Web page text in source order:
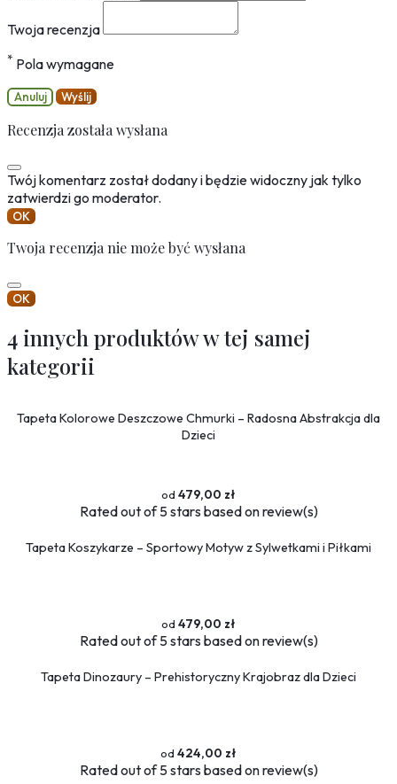
Twoja recenzja
* Pola wymagane
Anuluj Wyślij
Recenzja została wysłana
Twój komentarz został dodany i będzie widoczny jak tylko
zatwierdzi go moderator.
OK
Twoja recenzja nie może być wysłana
OK
4 innych produktów w tej samej
kategorii
Tapeta Kolorowe Deszczowe Chmurki – Radosna Abstrakcja dla
Dzieci
479,00 zł
Ratedout of 5 stars based onreview(s)
Tapeta Koszykarze – Sportowy Motyw z Sylwetkami i Piłkami
479,00 zł
Ratedout of 5 stars based onreview(s)
Tapeta Dinozaury – Prehistoryczny Krajobraz dla Dzieci
424,00 zł
Ratedout of 5 stars based onreview(s)